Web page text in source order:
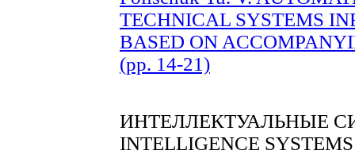
TECHNICAL SYSTEMS
BASED ON
(pp. 14-21)
ИНТЕЛЛЕКТУАЛЬНЫЕ
INTELLIGENCE SYSTEMS